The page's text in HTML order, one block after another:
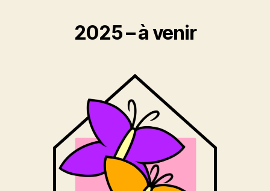
2025 – à venir